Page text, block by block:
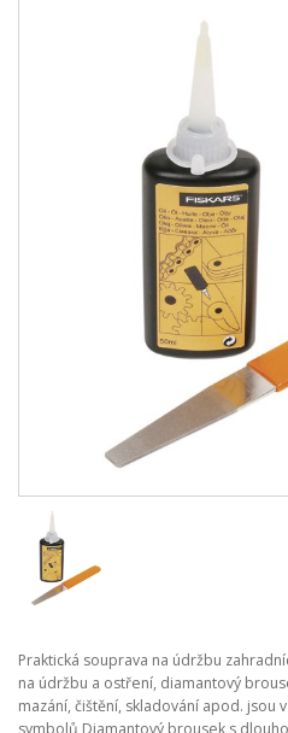
Praktická souprava na údržbu
na údržbu a ostření, diamantový
mazání, čištění, skladování apod. jsou
symbolů Diamantový brousek s